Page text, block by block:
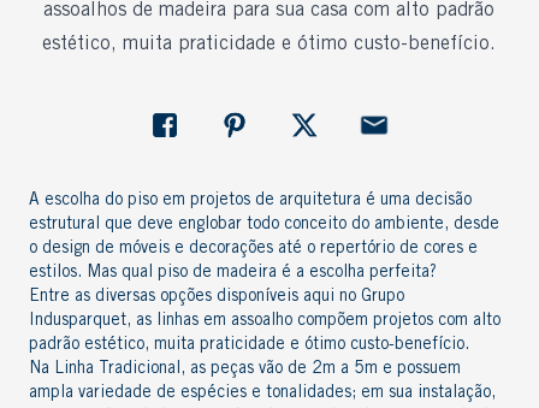
assoalhos de madeira para sua casa com alto padrão
estético, muita praticidade e ótimo custo-benefício.
A escolha do piso em projetos de arquitetura é uma decisão
estrutural que deve englobar todo conceito do ambiente, desde
o design de móveis e decorações até o repertório de cores e
estilos. Mas qual piso de madeira é a escolha perfeita?
Entre as diversas opções disponíveis aqui no Grupo
Indusparquet, as linhas em assoalho compõem projetos com alto
padrão estético, muita praticidade e ótimo custo-benefício.
Na Linha Tradicional, as peças vão de 2m a 5m e possuem
ampla variedade de espécies e tonalidades; em sua instalação,